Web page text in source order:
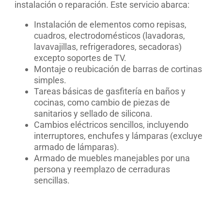
instalación o reparación. Este servicio abarca:
Instalación de elementos como repisas,
cuadros, electrodomésticos (lavadoras,
lavavajillas, refrigeradores, secadoras)
excepto soportes de TV.
Montaje o reubicación de barras de cortinas
simples.
Tareas básicas de gasfitería en baños y
cocinas, como cambio de piezas de
sanitarios y sellado de silicona.
Cambios eléctricos sencillos, incluyendo
interruptores, enchufes y lámparas (excluye
armado de lámparas).
Armado de muebles manejables por una
persona y reemplazo de cerraduras
sencillas.